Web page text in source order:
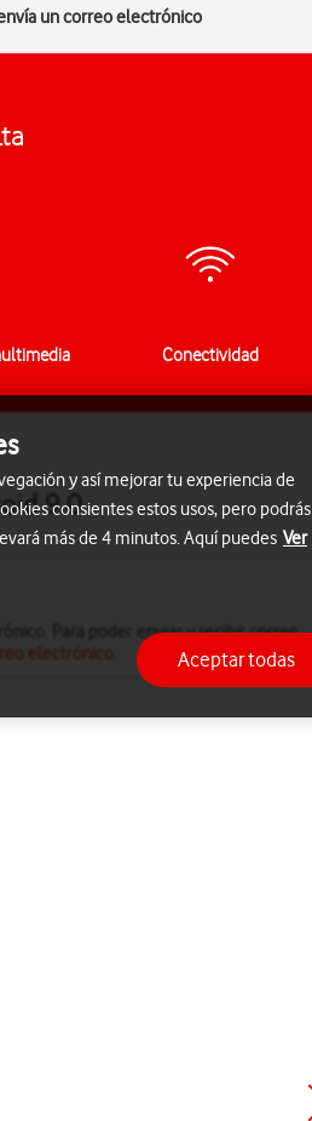
un correo electrónico
Conectividad
9.0
Para poder enviar y recibir correo
electrónico
y así mejorar tu experiencia de
consientes estos usos, pero podrás
más de 4 minutos. Aquí puedes Ver
Aceptar todas